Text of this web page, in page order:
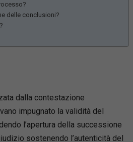
delle conclusioni?
dalla contestazione
impugnato la validità del
l’apertura della successione
sostenendo l’autenticità del